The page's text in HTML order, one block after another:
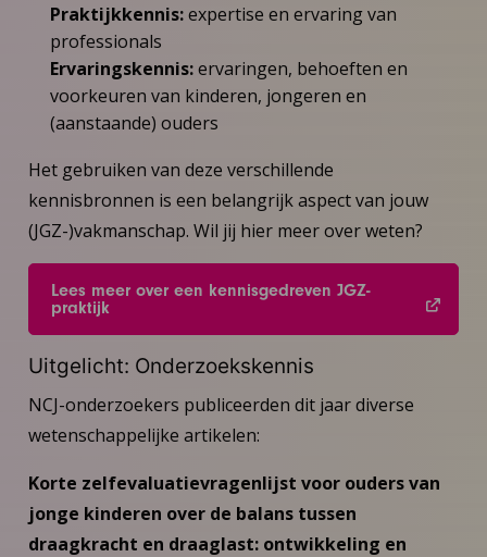
Praktijkkennis:expertise en ervaring van
professionals
Ervaringskennis:ervaringen, behoeften en
voorkeuren van kinderen, jongeren en
(aanstaande) ouders
Het gebruiken van deze verschillende
kennisbronnen is een belangrijk aspect van jouw
(JGZ-)vakmanschap. Wil jij hier meer over weten?
Lees meer over een kennisgedreven JGZ-
praktijk
Uitgelicht: Onderzoekskennis
NCJ-onderzoekers publiceerden dit jaar diverse
wetenschappelijke artikelen:
Korte zelfevaluatievragenlijst voor ouders van
jonge kinderen over de balans tussen
draagkracht en draaglast: ontwikkeling en